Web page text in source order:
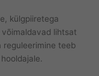
külgpiiretega
lihtsat
reguleerimine teeb